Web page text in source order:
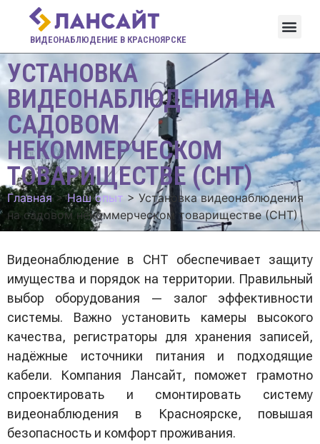
ВИДЕОНАБЛЮДЕНИЕ В КРАСНОЯРСКЕ
УСТАНОВКА
ВИДЕОНАБЛЮДЕНИЯ НА
САДОВОМ
НЕКОММЕРЧЕСКОМ
ТОВАРИЩЕСТВЕ (СНТ)
Главная>Наш опыт > Установка видеонаблюдения
на садовом некоммерческом товариществе (СНТ)
Видеонаблюдение в СНТ обеспечивает защиту
имущества и порядок на территории. Правильный
выбор оборудования — залог эффективности
системы. Важно установить камеры высокого
качества, регистраторы для хранения записей,
надёжные источники питания и подходящие
кабели. Компания Лансайт, поможет грамотно
спроектировать и смонтировать систему
видеонаблюдения в Красноярске, повышая
безопасность и комфорт проживания.